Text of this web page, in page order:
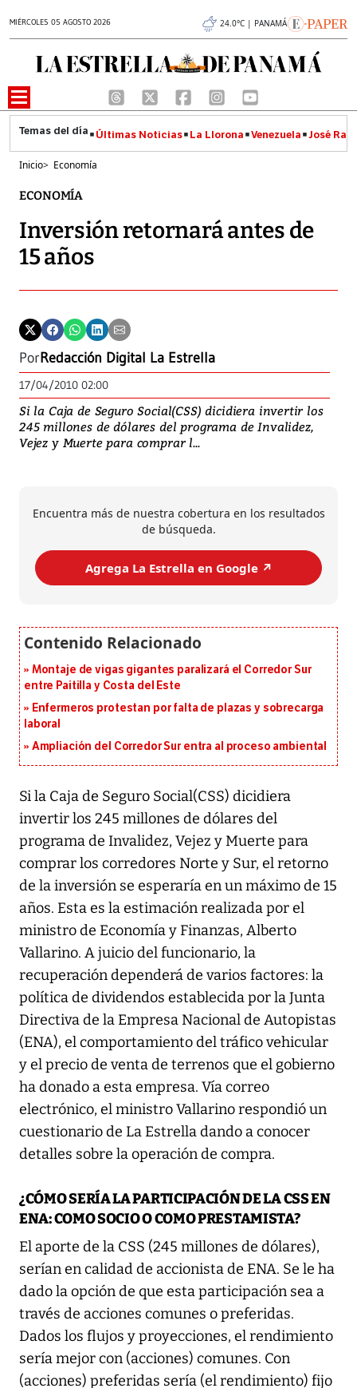
MIÉRCOLES 05 AGOSTO 2026 24.0°C | PANAMÁ
Últimas Noticias La Llorona Venezuela José
Inicio> Economía
ECONOMÍA
Inversión retornará antes de
15 años
PorRedacción Digital La Estrella
17/04/2010 02:00
Si la Caja de Seguro Social(CSS) dicidiera invertir los
245 millones de dólares del programa de Invalidez,
Vejez y Muerte para comprar l...
Encuentra más de nuestra cobertura en los resultados
de búsqueda.
Agrega La Estrella en Google ↗️
Montaje de vigas gigantes paralizará el Corredor Sur
entre Paitilla y Costa del Este
Enfermeros protestan por falta de plazas y sobrecarga
laboral
Ampliación del Corredor Sur entra al proceso ambiental
Si la Caja de Seguro Social(CSS) dicidiera
invertir los 245 millones de dólares del
programa de Invalidez, Vejez y Muerte para
comprar los corredores Norte y Sur, el retorno
de la inversión se esperaría en un máximo de 15
años. Esta es la estimación realizada por el
ministro de Economía y Finanzas, Alberto
Vallarino. A juicio del funcionario, la
recuperación dependerá de varios factores: la
política de dividendos establecida por la Junta
Directiva de la Empresa Nacional de Autopistas
(ENA), el comportamiento del tráfico vehicular
y el precio de venta de terrenos que el gobierno
ha donado a esta empresa. Vía correo
electrónico, el ministro Vallarino respondió un
cuestionario de La Estrella dando a conocer
detalles sobre la operación de compra.
¿CÓMO SERÍA LA PARTICIPACIÓN DE LA CSS EN
ENA: COMO SOCIO O COMO PRESTAMISTA?
El aporte de la CSS (245 millones de dólares),
serían en calidad de accionista de ENA. Se le ha
dado la opción de que esta participación sea a
través de acciones comunes o preferidas.
Dados los flujos y proyecciones, el rendimiento
sería mejor con (acciones) comunes. Con
(acciones) preferidas sería (el rendimiento) fijo